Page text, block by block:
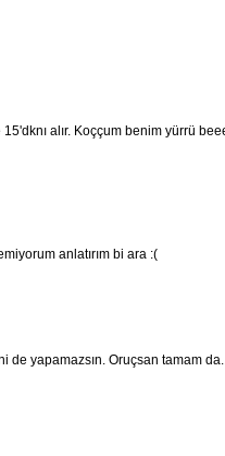
alır. Koççum benim yürrü
anlatırım bi ara :(
de yapamazsın. Oruçsan tamam